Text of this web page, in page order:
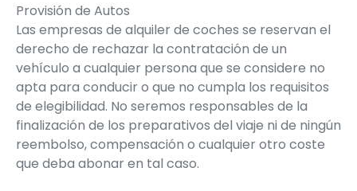
Provisión de Autos
Las empresas de alquiler de coches se reservan el
derecho de rechazar la contratación de un
vehículo a cualquier persona que se considere no
apta para conducir o que no cumpla los requisitos
de elegibilidad. No seremos responsables de la
finalización de los preparativos del viaje ni de ningún
reembolso, compensación o cualquier otro coste
que deba abonar en tal caso.